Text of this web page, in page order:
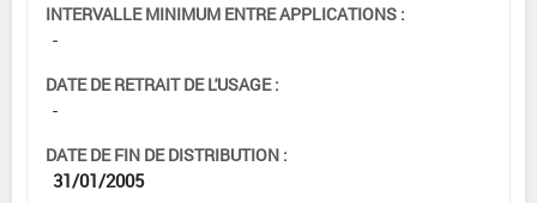
INTERVALLE MINIMUM ENTRE APPLICATIONS :
-
DATE DE RETRAIT DE L'USAGE :
-
DATE DE FIN DE DISTRIBUTION :
31/01/2005